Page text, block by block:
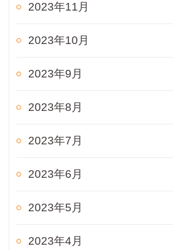
2023年11月
2023年10月
2023年9月
2023年8月
2023年7月
2023年6月
2023年5月
2023年4月